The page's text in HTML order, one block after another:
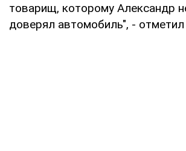
товарищ, которому Александр
доверял автомобиль", - отметил